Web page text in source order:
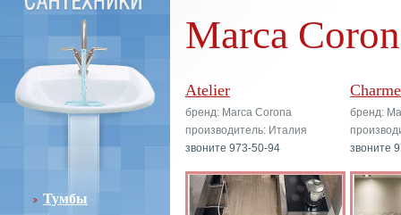
Тумбы
Marca
Atelier
бренд: Marca Corona
производитель: Италия
звоните 973-50-94
Charme
бренд:
звоните